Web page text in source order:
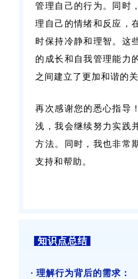
管理自己的行为。 同时
理自己的情绪和反应，
时保持冷静和理智。 这
的成长和自我管理能力
之间建立了更加和谐的关
再次感谢您的悉心指导！
浅，我会继续努力实践
方法。
同时，我也非常
支持和帮助。
知识点总结
· 理解行为背后的需求：